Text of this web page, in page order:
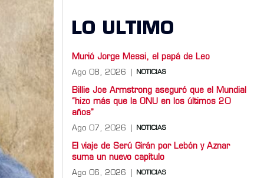
LO ULTIMO
Murió Jorge Messi, el papá de Leo
Ago 08, 2026 NOTICIAS
Billie Joe Armstrong aseguró que el Mundial
“hizo más que la ONU en los últimos 20
años”
Ago 07, 2026 NOTICIAS
El viaje de Serú Girán por Lebón y Aznar
suma un nuevo capítulo
Ago 06, 2026 NOTICIAS